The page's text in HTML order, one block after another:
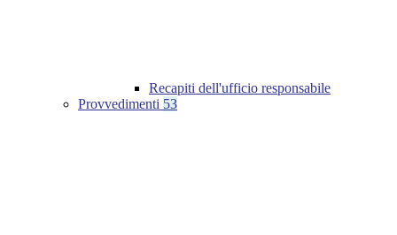
Recapiti dell'ufficio responsabile
Provvedimenti 53